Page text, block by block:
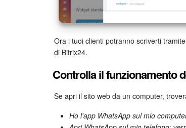
Ora i tuoi clienti potranno scriverti
di Bitrix24.
Controlla il funzionamento
Se apri il sito web da un computer,
Ho l'app WhatsApp sul mio